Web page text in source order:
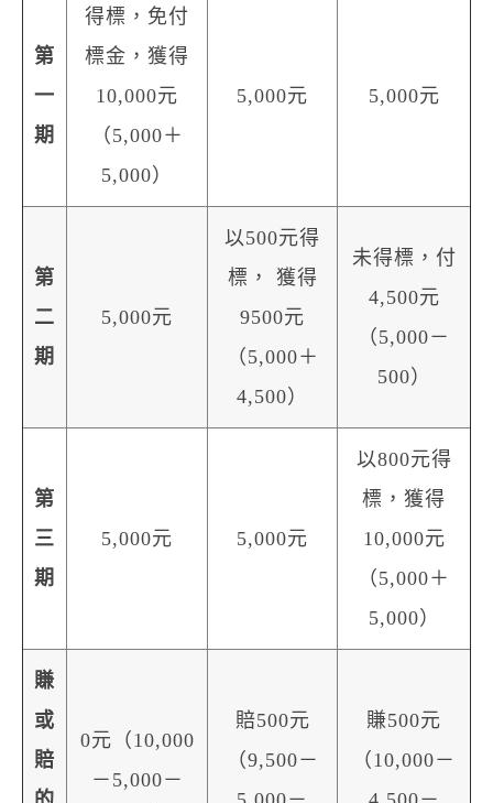
第
一
期
得標，免付
標金，獲得
10,000元
（5,000＋
5,000）
5,000元 5,000元
第
二
期
5,000元
以500元得
標， 獲得
9500元
（5,000＋
4,500）
未得標，付
4,500元
（5,000－
500）
第
三
期
5,000元 5,000元
以800元得
標，獲得
10,000元
（5,000＋
5,000）
賺
或
賠
0元（10,000
－5,000－
賠500元
（9,500－
賺500元
（10,000－